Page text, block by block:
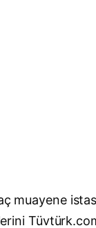
muayene